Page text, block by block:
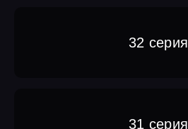
32 серия
31 серия